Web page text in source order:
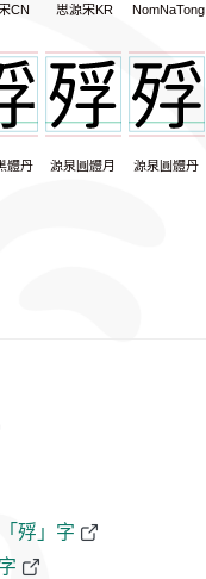
CN 思源宋KR NomNaTong
體丹 源泉圓體月 源泉圓體丹
殍」字